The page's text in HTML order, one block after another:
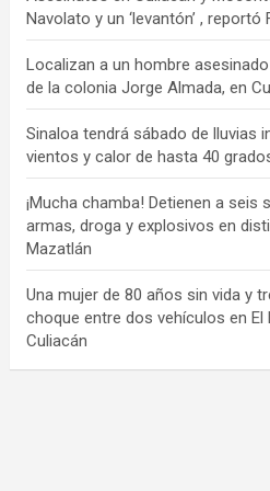
Navolato y un ‘levantón’ , reportó
Localizan a un hombre
de la colonia Jorge Almada, en
Sinaloa tendrá sábado de lluvias
vientos y calor de hasta 40
¡Mucha chamba! Detienen a seis
armas, droga y explosivos en
Mazatlán
Una mujer de 80 años sin vida y
choque entre dos vehículos en
Culiacán